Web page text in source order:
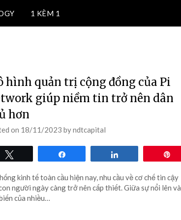
ĐIỆN TỬ
1 KÈM 1
hình quản trị cộng đồng của Pi
giúp niềm tin trở nên dân
hơn
on 18/11/2023 byndtcapital
kinh tế toàn cầu hiện nay, nhu cầu về cơ chế tin cậy
người ngày càng trở nên cấp thiết. Giữa sự nổi lên và
của nhiều…